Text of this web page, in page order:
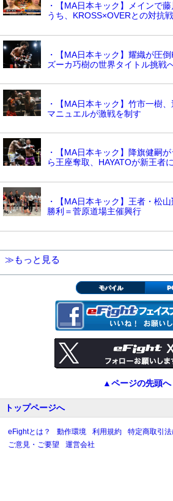
・【MA日本キック】メインで
うち、KROSS×OVERとの対抗
・【MA日本キック】耀織が圧
ズーカ巧樹の世界タイトル挑戦
・【MA日本キック】竹市一樹
マニュエルが激戦を制す
・【MA日本キック】降旗健嗣
ら王座奪取、HAYATOが新王者に
・【MA日本キック】王者・松
勝利＝菅原道場主催興行
≫もっと見る
モバイル
▲ページの先頭へ
トップページへ
eFightとは？ 動作環境 利用規約 特定商取引
ご意見・ご要望
運営会社